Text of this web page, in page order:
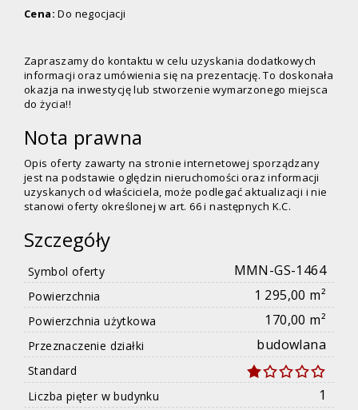
Cena: Do negocjacji
Zapraszamy do kontaktu w celu uzyskania dodatkowych
informacji oraz umówienia się na prezentację. To doskonała
okazja na inwestycję lub stworzenie wymarzonego miejsca
do życia!!
Nota prawna
Opis oferty zawarty na stronie internetowej sporządzany
jest na podstawie oględzin nieruchomości oraz informacji
uzyskanych od właściciela, może podlegać aktualizacji i nie
stanowi oferty określonej w art. 66 i następnych K.C.
Szczegóły
Symbol oferty MMN-GS-1464
Powierzchnia 1 295,00 m²
Powierzchnia użytkowa 170,00 m²
Przeznaczenie działki budowlana
Standard
Liczba pięter w budynku
1